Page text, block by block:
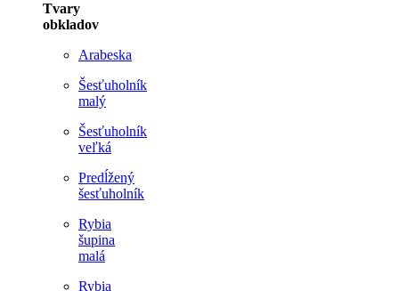
Tvary
obkladov
Arabeska
Šesťuholník
malý
Šesťuholník
veľká
Predĺžený
šesťuholník
Rybia
šupina
malá
Rybia